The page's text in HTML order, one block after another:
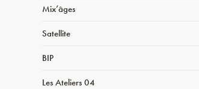
Mix’âges
Satellite
BIP
Les Ateliers 04